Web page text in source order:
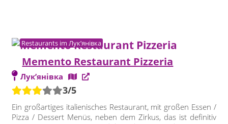
Restaurants im Лук’янівка
Memento Restaurant Pizzeria
Лук’янівка
3/5
Ein großartiges italienisches Restaurant, mit großen Essen /
Pizza / Dessert Menüs, neben dem Zirkus, das ist definitiv